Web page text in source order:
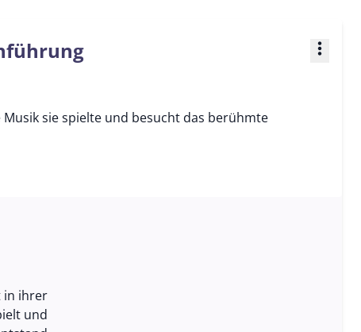
more_vert
sie spielte und besucht das berühmte
in ihrer
und